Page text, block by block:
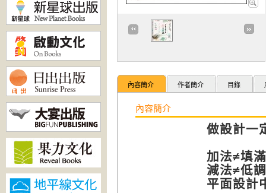
內容簡介 作者簡介 目錄
內容簡介
做設計一
加法≠填
減法≠低
平面設計